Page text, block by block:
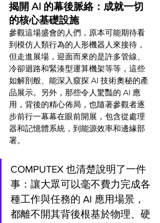
揭開 AI 的幕後脈絡：成就一切
的核心基礎設施
參觀這場盛會的人們，原本可能期待看
到模仿人類行為的人形機器人來接待，
但走進展場，迎面而來的是許多管線、
冷卻迴路和緊湊型運算機架等等，這些
如解剖般、能深入窺探 AI 技術奧秘的產
品展示。另外，那些令人驚豔的 AI 應
用，背後的精心佈局，也隨著參觀者逐
步前行一幕幕在眼前開展，包含從處理
器和記憶體系統，到能源效率和邊緣部
署。
COMPUTEX 也清楚說明了一件
事：讓大眾可以毫不費力完成各
種工作與任務的 AI 應用場景，
都離不開其背後根基於物理、硬